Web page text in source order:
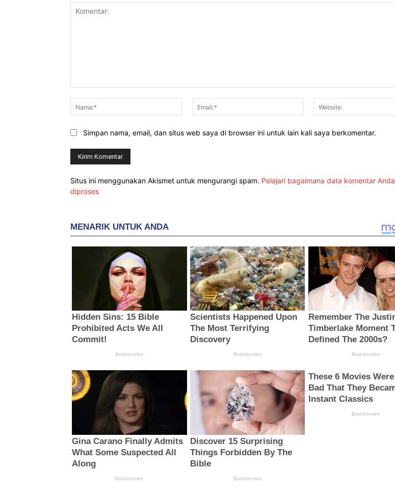
Nama:*
Email:*
Simpan nama, email, dan situs web saya di browser ini untuk lain kali saya berkomentar.
Situs ini menggunakan Akismet untuk mengurangi spam. Pelajari bagaimana data komentar Anda
diproses